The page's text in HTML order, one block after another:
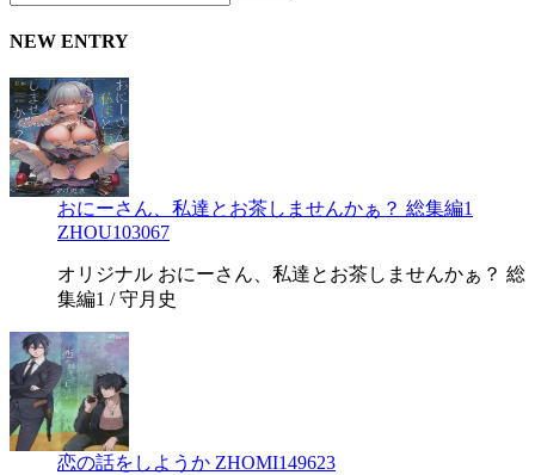
NEW ENTRY
おにーさん、私達とお茶しませんかぁ？ 総集編1
ZHOU103067
オリジナル おにーさん、私達とお茶しませんかぁ？ 総
集編1 / 守月史
恋の話をしようか ZHOMI149623